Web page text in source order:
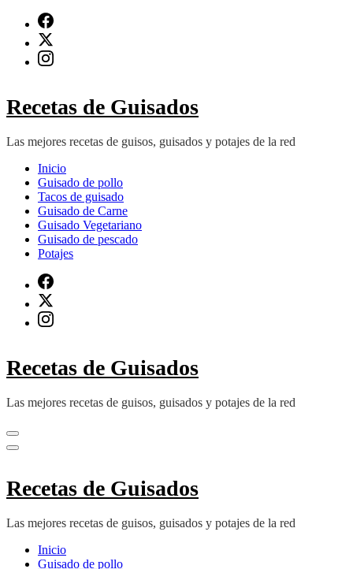
contenido
(presiona
Recetas de Guisados
Las mejores recetas de guisos, guisados y potajes de la red
Inicio
Guisado de pollo
Tacos de guisado
Guisado de Carne
Guisado Vegetariano
Guisado de pescado
Potajes
Recetas de Guisados
Las mejores recetas de guisos, guisados y potajes de la red
Recetas de Guisados
Las mejores recetas de guisos, guisados y potajes de la red
Inicio
Guisado de pollo